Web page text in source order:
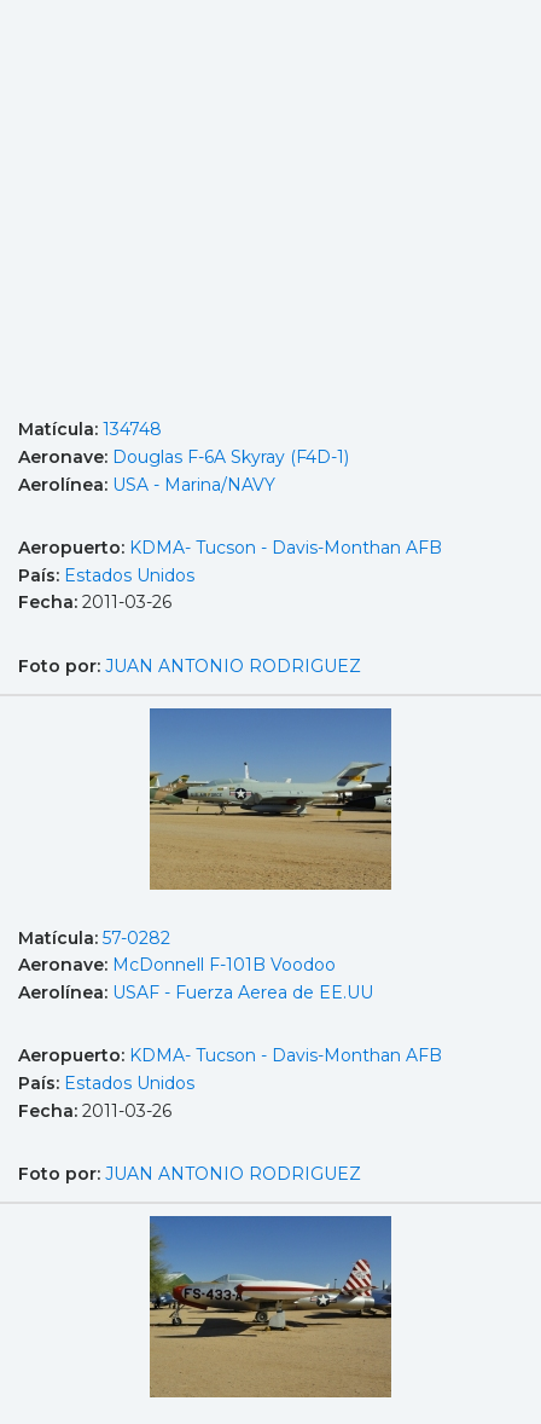
Matícula: 134748
Aeronave: Douglas F-6A Skyray (F4D-1)
Aerolínea: USA - Marina/NAVY
Aeropuerto: KDMA- Tucson - Davis-Monthan AFB
País: Estados Unidos
Fecha: 2011-03-26
Foto por: JUAN ANTONIO RODRIGUEZ
Matícula: 57-0282
Aeronave: McDonnell F-101B Voodoo
Aerolínea: USAF - Fuerza Aerea de EE.UU
Aeropuerto: KDMA- Tucson - Davis-Monthan AFB
País: Estados Unidos
Fecha: 2011-03-26
Foto por: JUAN ANTONIO RODRIGUEZ